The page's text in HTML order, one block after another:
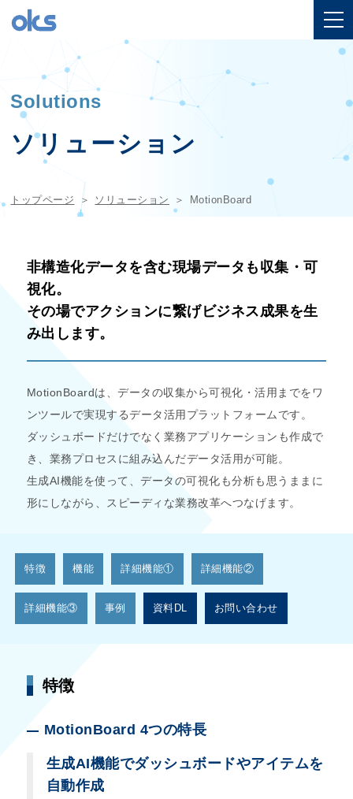
Solutions
ソリューション
トップページ ソリューション MotionBoard
非構造化データを含む現場データも収集・可
視化。
その場でアクションに繋げビジネス成果を生
み出します。
MotionBoardは、データの収集から可視化・活用までをワ
ンツールで実現するデータ活用プラットフォームです。
ダッシュボードだけでなく業務アプリケーションも作成で
き、業務プロセスに組み込んだデータ活用が可能。
生成AI機能を使って、データの可視化も分析も思うままに
形にしながら、スピーディな業務改革へつなげます。
特徴 機能 詳細機能① 詳細機能②
詳細機能③ 事例 資料DL お問い合わせ
特徴
MotionBoard 4つの特長
生成AI機能でダッシュボードやアイテムを
自動作成